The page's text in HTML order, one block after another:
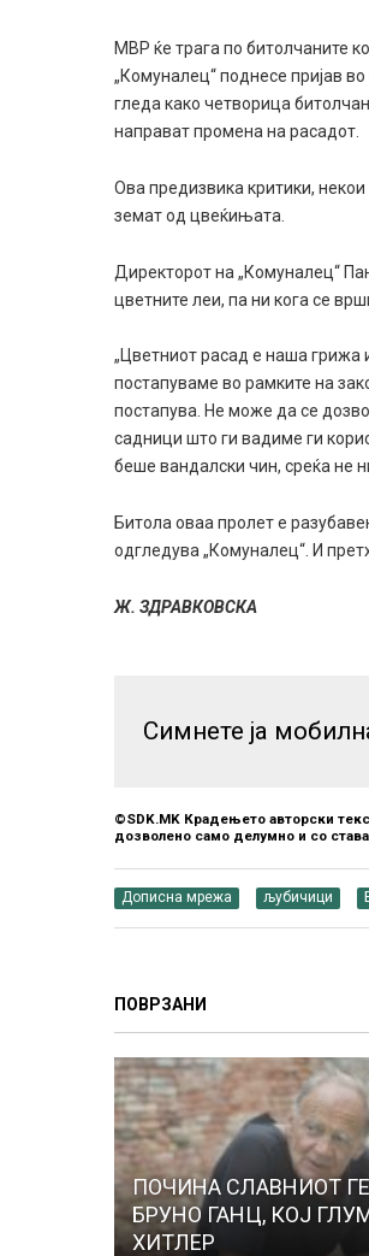
МВР ќе трага по битолчаните
„Комуналец“ поднесе пријав
гледа како четворица
направат промена на расадот.
Ова предизвика критики,
земат од цвеќињата.
Директорот на „Комуналец“
цветните леи, па ни кога се
„Цветниот расад е наша грижа
постапуваме во рамките на
постапува. Не може да се
садници што ги вадиме ги
беше вандалски чин, среќа не
Битола оваа пролет е
одгледува „Комуналец“. И
Ж. ЗДРАВКОВСКА
Симнете ја
©SDK.MK Крадењето авторски
дозволено само делумно и со
Дописна мрежа љубичици
ПОВРЗАНИ
ПОЧИНА СЛАВНИОТ
БРУНО ГАНЦ, КОЈ
ХИТЛЕР